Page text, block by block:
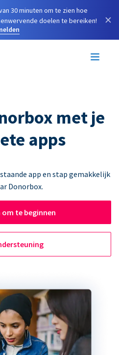
30 minuten om te zien hoe
doelen te bereiken!
×
met je
apps
app en stap gemakkelijk
Donorbox.
te beginnen